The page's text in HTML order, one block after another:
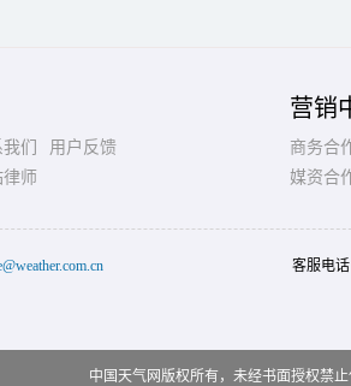
们
用户反馈
律师
营销
商务合
媒资合
客服电
中国天气网版权所有，未经书面授权